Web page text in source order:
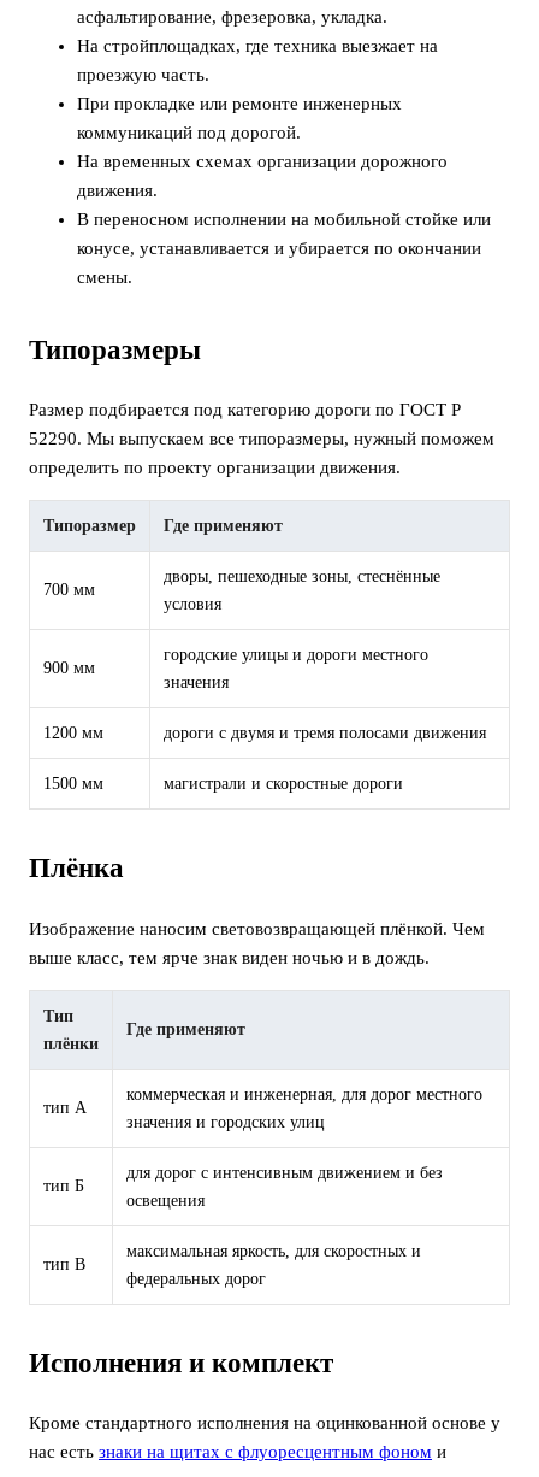
асфальтирование, фрезеровка, укладка.
На стройплощадках, где техника выезжает на
проезжую часть.
При прокладке или ремонте инженерных
коммуникаций под дорогой.
На временных схемах организации дорожного
движения.
В переносном исполнении на мобильной стойке или
конусе, устанавливается и убирается по окончании
смены.
Типоразмеры
Размер подбирается под категорию дороги по ГОСТ Р
52290. Мы выпускаем все типоразмеры, нужный поможем
определить по проекту организации движения.
Типоразмер Где применяют
700 мм
дворы, пешеходные зоны, стеснённые
условия
900 мм
городские улицы и дороги местного
значения
1200 мм дороги с двумя и тремя полосами движения
1500 мм магистрали и скоростные дороги
Плёнка
Изображение наносим световозвращающей плёнкой. Чем
выше класс, тем ярче знак виден ночью и в дождь.
Тип
плёнки
Где применяют
тип А
коммерческая и инженерная, для дорог местного
значения и городских улиц
тип Б
для дорог с интенсивным движением и без
освещения
тип В
максимальная яркость, для скоростных и
федеральных дорог
Исполнения и комплект
Кроме стандартного исполнения на оцинкованной основе у
нас есть знаки на щитах с флуоресцентным фоном и